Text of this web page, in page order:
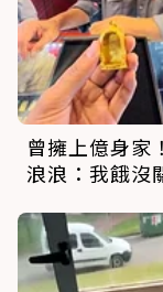
曾擁上億身家
浪浪：我餓沒